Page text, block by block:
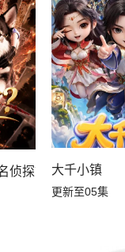
侦探？ 大千小镇
更新至05集